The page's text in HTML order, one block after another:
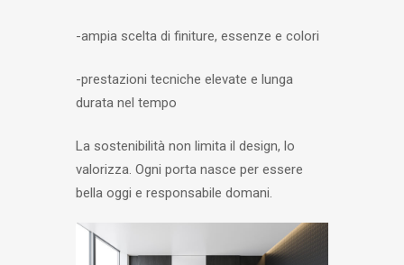
-ampia scelta di finiture, essenze e colori
-prestazioni tecniche elevate e lunga
durata nel tempo
La sostenibilità non limita il design, lo
valorizza. Ogni porta nasce per essere
bella oggi e responsabile domani.